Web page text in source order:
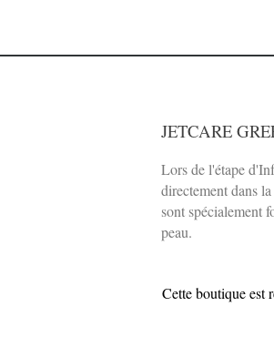
JETCARE
Lors de l'étape
directement dans
sont spécialement
peau.
Cette boutique est